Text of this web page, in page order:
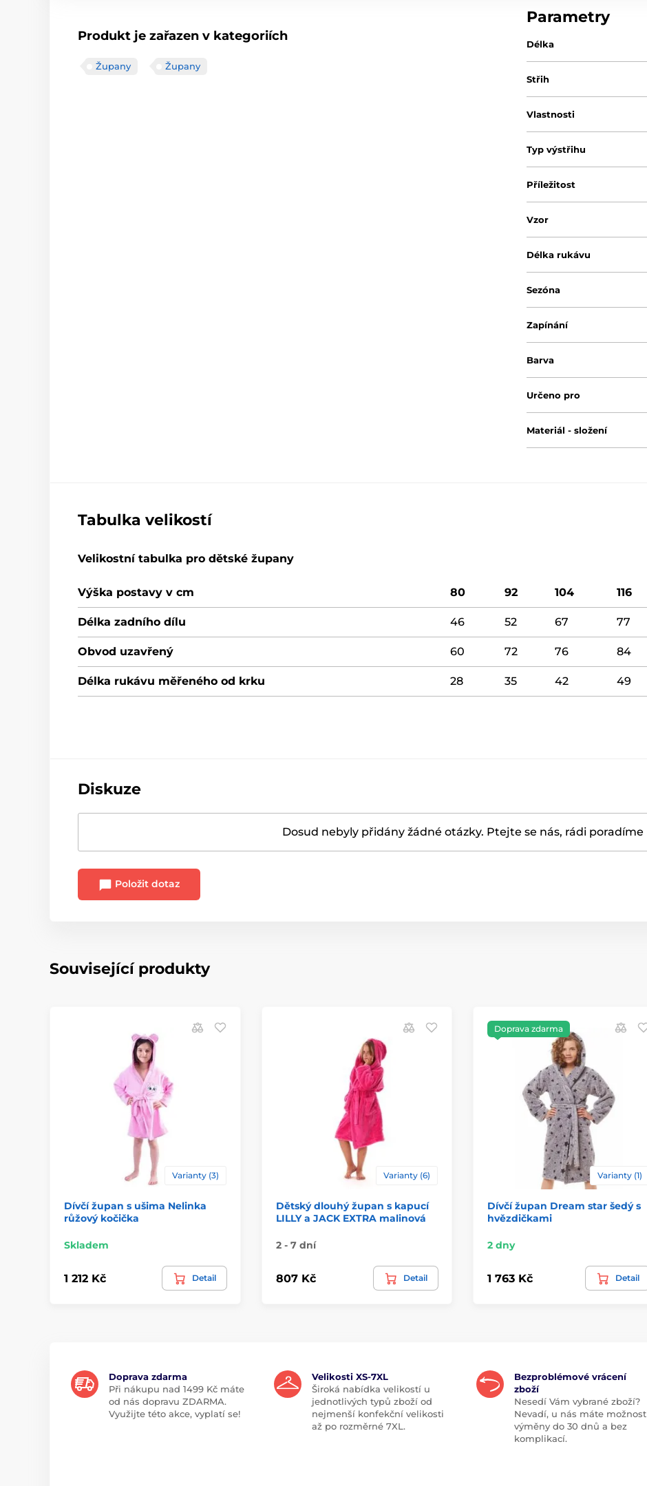
Produkt je zařazen v kategoriích
Župany Župany
Parametry
Délka
Střih
Vlastnosti
Typ výstřihu
Příležitost
Vzor
Délka rukávu
Sezóna
Zapínání
Barva
Určeno pro
Materiál - složení
Tabulka velikostí
Velikostní tabulka pro dětské župany
Výška postavy v cm 80 92 104 116
Délka zadního dílu 46 52 67 77
Obvod uzavřený 60 72 76 84
Délka rukávu měřeného od krku 28 35 42 49
Diskuze
Dosud nebyly přidány žádné otázky. Ptejte se nás, rádi poradíme
Položit dotaz
Související produkty
Varianty (3)
Dívčí župan s ušima Nelinka
růžový kočička
Skladem
1 212 Kč Detail
Varianty (6)
Dětský dlouhý župan s kapucí
LILLY a JACK EXTRA malinová
2 - 7 dní
807 Kč Detail
Doprava zdarma
Varianty (1)
Dívčí župan Dream star šedý s
hvězdičkami
2 dny
1 763 Kč Detail
Doprava zdarma
Při nákupu nad 1499 Kč máte
od nás dopravu ZDARMA.
Využijte této akce, vyplatí se!
Velikosti XS-7XL
Široká nabídka velikostí u
jednotlivých typů zboží od
nejmenší konfekční velikosti
až po rozměrné 7XL.
Bezproblémové vrácení
zboží
Nesedí Vám vybrané zboží?
Nevadí, u nás máte možnost
výměny do 30 dnů a bez
komplikací.